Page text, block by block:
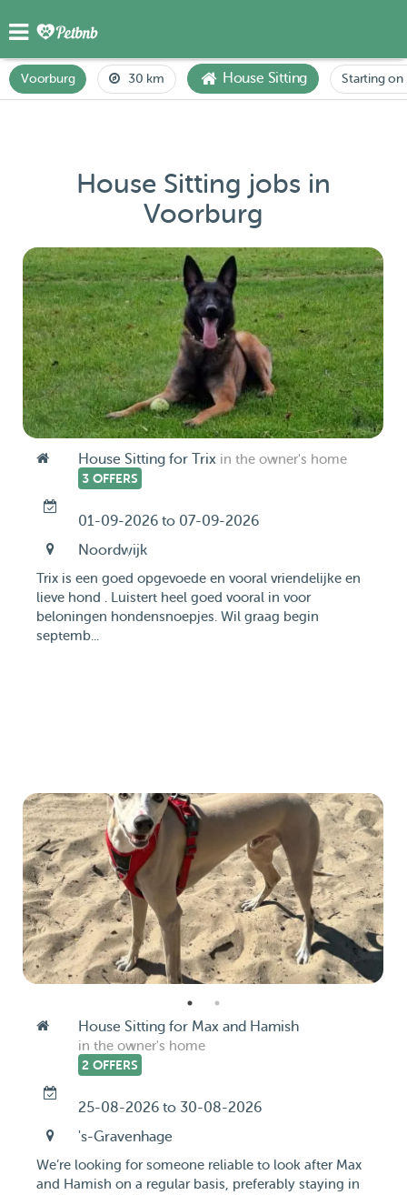
Voorburg 30 km House Sitting Starting
House Sitting jobs in
Voorburg
House Sitting for Trix in the owner's home
3 OFFERS
01-09-2026 to 07-09-2026
Noordwijk
Trix is een goed opgevoede en vooral vriendelijke en
lieve hond . Luistert heel goed vooral in voor
beloningen hondensnoepjes. Wil graag begin
septemb...
House Sitting for Max and Hamish
in the owner's home
2 OFFERS
25-08-2026 to 30-08-2026
's-Gravenhage
We’re looking for someone reliable to look after Max
and Hamish on a regular basis, preferably staying in